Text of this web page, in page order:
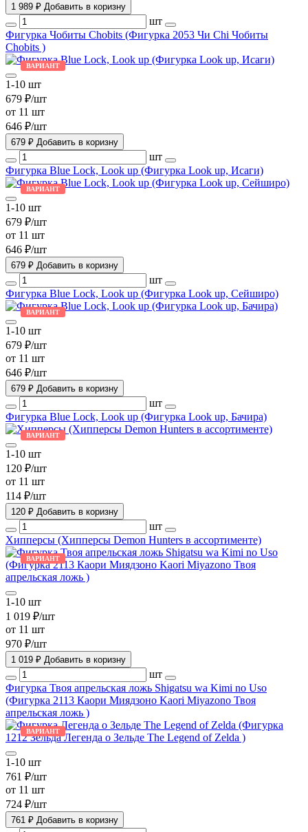
1 989 ₽ Добавить в коризну
шт
Фигурка Чобиты Chobits (Фигурка 2053 Чи Chi Чобиты
Chobits )
ВАРИАНТ
1-10 шт
679 ₽/шт
от 11 шт
646 ₽/шт
679 ₽ Добавить в коризну
шт
Фигурка Blue Lock, Look up (Фигурка Look up, Исаги)
ВАРИАНТ
1-10 шт
679 ₽/шт
от 11 шт
646 ₽/шт
679 ₽ Добавить в коризну
шт
Фигурка Blue Lock, Look up (Фигурка Look up, Сейширо)
ВАРИАНТ
1-10 шт
679 ₽/шт
от 11 шт
646 ₽/шт
679 ₽ Добавить в коризну
шт
Фигурка Blue Lock, Look up (Фигурка Look up, Бачира)
ВАРИАНТ
1-10 шт
120 ₽/шт
от 11 шт
114 ₽/шт
120 ₽ Добавить в коризну
шт
Хипперсы (Хипперсы Demon Hunters в ассортименте)
ВАРИАНТ
1-10 шт
1 019 ₽/шт
от 11 шт
970 ₽/шт
1 019 ₽ Добавить в коризну
шт
Фигурка Твоя апрельская ложь Shigatsu wa Kimi no Uso
(Фигурка 2113 Каори Миядзоно Kaori Miyazono Твоя
апрельская ложь )
ВАРИАНТ
1-10 шт
761 ₽/шт
от 11 шт
724 ₽/шт
761 ₽ Добавить в коризну